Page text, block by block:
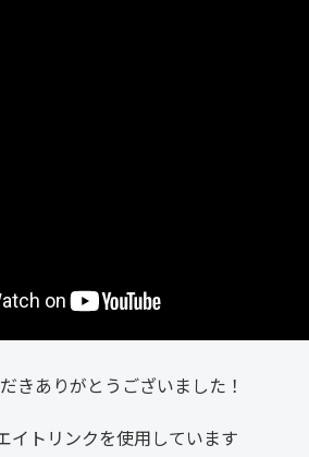
きありがとうございました！
イトリンクを使用しています